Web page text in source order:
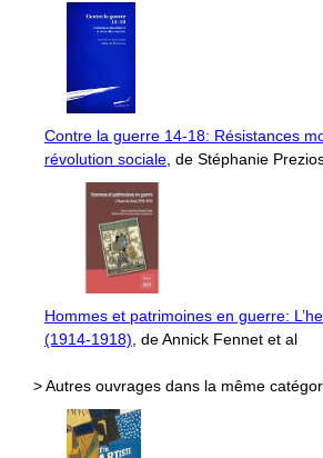
Contre la guerre 14-18: Résistances
révolution sociale , de Stéphanie
Hommes et patrimoines en guerre:
(1914-1918) , de Annick Fennet et al
> Autres ouvrages dans la même